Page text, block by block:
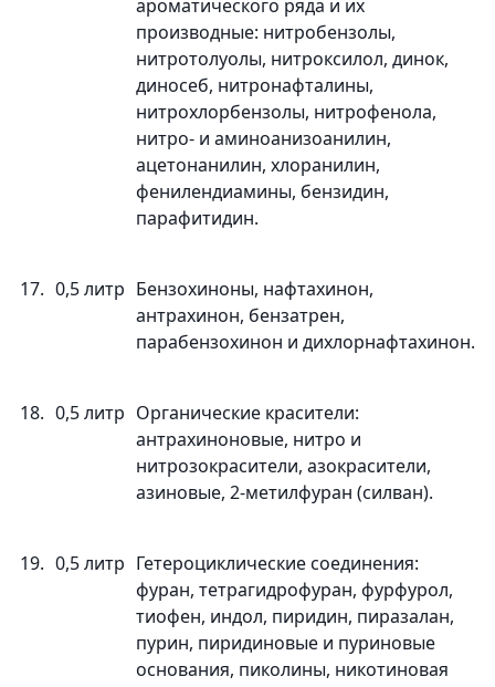
ароматического ряда и их
производные: нитробензолы,
нитротолуолы, нитроксилол, динок,
диносеб, нитронафталины,
нитрохлорбензолы, нитрофенола,
нитро- и аминоанизоанилин,
ацетонанилин, хлоранилин,
фенилендиамины, бензидин,
парафитидин.
17. 0,5 литр Бензохиноны, нафтахинон,
антрахинон, бензатрен,
парабензохинон и дихлорнафтахинон.
18. 0,5 литр Органические красители:
антрахиноновые, нитро и
нитрозокрасители, азокрасители,
азиновые, 2-метилфуран (силван).
19. 0,5 литр Гетероциклические соединения:
фуран, тетрагидрофуран, фурфурол,
тиофен, индол, пиридин, пиразалан,
пурин, пиридиновые и пуриновые
основания, пиколины, никотиновая